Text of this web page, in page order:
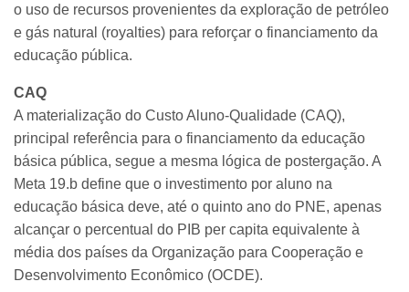
o uso de recursos provenientes da exploração de petróleo
e gás natural (royalties) para reforçar o financiamento da
educação pública.
CAQ
A materialização do Custo Aluno-Qualidade (CAQ),
principal referência para o financiamento da educação
básica pública, segue a mesma lógica de postergação. A
Meta 19.b define que o investimento por aluno na
educação básica deve, até o quinto ano do PNE, apenas
alcançar o percentual do PIB per capita equivalente à
média dos países da Organização para Cooperação e
Desenvolvimento Econômico (OCDE).